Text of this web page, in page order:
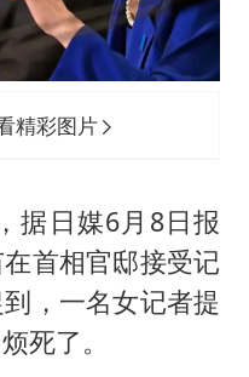
余承东口误将24999元电脑报成2499
兰州拉面要改名了
曝光
精彩图片
据日媒6月8日报
在首相官邸接受记
，一名女记者提
死了。